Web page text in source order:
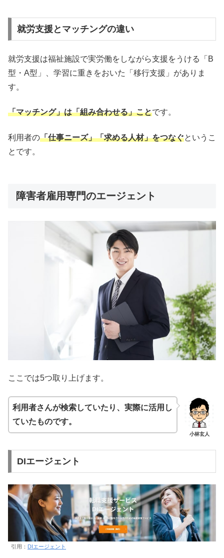
就労支援とマッチングの違い
就労支援は福祉施設で実労働をしながら支援をうける「B
型・A型」、学習に重きをおいた「移行支援」がありま
す。
「マッチング」は「組み合わせる」ことです。
利用者の「仕事ニーズ」「求める人材」をつなぐというこ
とです。
障害者雇用専門のエージェント
ここでは5つ取り上げます。
小林玄人
利用者さんが検索していたり、実際に活用し
ていたものです。
DIエージェント
引用： DIエージェント